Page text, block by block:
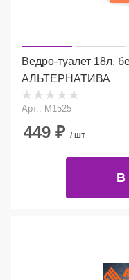
Ведро-туалет 18л.
АЛЬТЕРНАТИВА
Арт.: М1525
449 ₽ / шт
В